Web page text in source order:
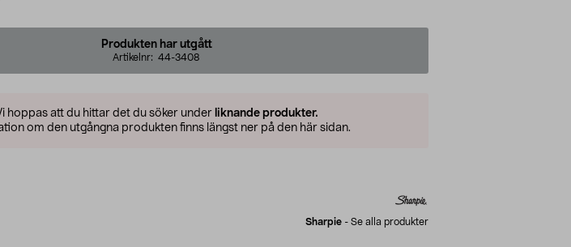
Produkten har utgått
Artikelnr: 44-3408
hoppas att du hittar det du söker under liknande produkter.
om den utgångna produkten finns längst ner på den här sidan.
Sharpie - Se alla produkter